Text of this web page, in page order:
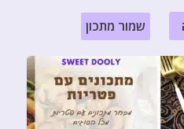
שמור מתכון